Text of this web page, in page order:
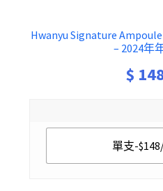
Hwanyu Signature
– 2024年
$
單支-